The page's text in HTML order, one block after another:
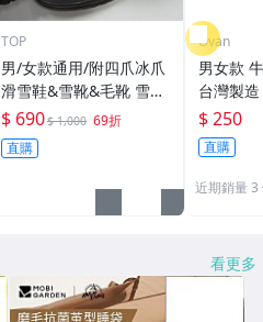
TOP
男/女款通用/附四爪冰爪
滑雪鞋&雪靴&毛靴 雪地
鞋 **現貨36～46 （39 4
0 45 46完售）
$ 690$ 1,000 69折
直購
Ovan
男女款
台灣製
鞋 園丁
房工作
師鞋
$ 250
直購
近期銷量 3
看更多